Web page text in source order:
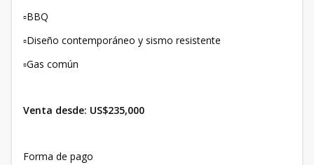
▫️BBQ
▫️Diseño contemporáneo y sismo resistente
▫️Gas común
Venta desde: US$235,000
Forma de pago